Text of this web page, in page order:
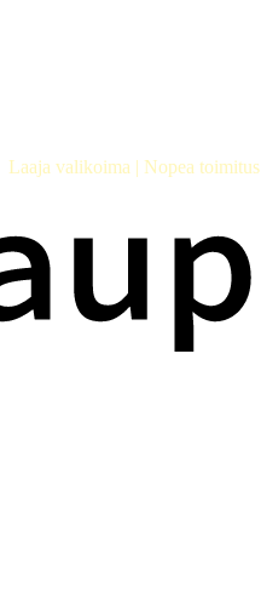
Laaja valikoima | Nopea toimitus